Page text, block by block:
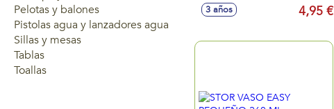
3 años 4,95 €
Pelotas y balones
Pistolas agua y lanzadores agua
Sillas y mesas
Tablas
Toallas